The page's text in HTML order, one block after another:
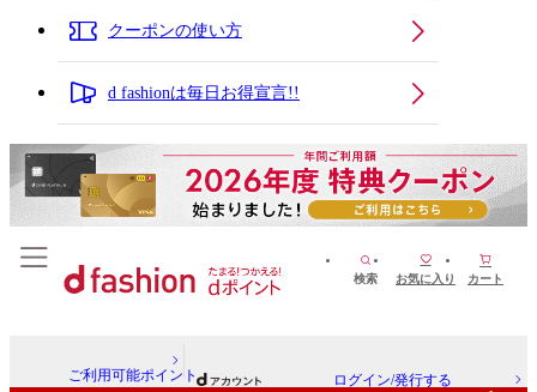
クーポンの使い方
d fashionは毎日お得宣言!!
検索 お気に入り カート
ご利用可能ポイント ログイン/発行する